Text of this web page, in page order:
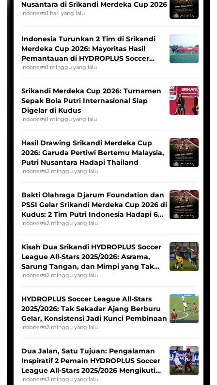
Nusantara di Srikandi Merdeka Cup 2026
Indonesia1 hari yang lalu
Indonesia Turunkan 2 Tim di Srikandi
Merdeka Cup 2026: Mayoritas Hasil
Pemantauan di HYDROPLUS Soccer
League
Indonesia1 minggu yang lalu
Srikandi Merdeka Cup 2026: Turnamen
Sepak Bola Putri Internasional Siap
Digelar di Kudus
Indonesia1 minggu yang lalu
Hasil Drawing Srikandi Merdeka Cup
2026: Garuda Pertiwi Bertemu Malaysia,
Putri Nusantara Hadapi Thailand
Indonesia2 minggu yang lalu
Bakti Olahraga Djarum Foundation dan
PSSI Gelar Srikandi Merdeka Cup 2026 di
Kudus: 2 Tim Putri Indonesia Hadapi 6
Tim Asia
Indonesia2 minggu yang lalu
Kisah Dua Srikandi HYDROPLUS Soccer
League All-Stars 2025/2026: Asrama,
Sarung Tangan, dan Mimpi yang Tak
Pernah Padam
Indonesia2 minggu yang lalu
HYDROPLUS Soccer League All-Stars
2025/2026: Tak Sekadar Ajang Berburu
Gelar, Konsistensi Jadi Kunci Pembinaan
Indonesia2 minggu yang lalu
Dua Jalan, Satu Tujuan: Pengalaman
Inspiratif 2 Pemain HYDROPLUS Soccer
League All-Stars 2025/2026 Mengikuti
Seleksi Timnas Indonesia Putri
Indonesia3 minggu yang lalu